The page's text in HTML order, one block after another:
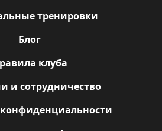
тренировки
Блог
клуба
и сотрудничество